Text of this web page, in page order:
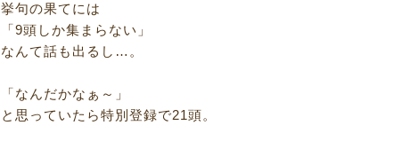
挙句の果てには
「9頭しか集まらない」
なんて話も出るし…。
「なんだかなぁ～」
と思っていたら特別登録で21頭。